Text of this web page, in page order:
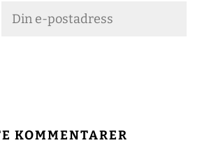
KOMMENTARER